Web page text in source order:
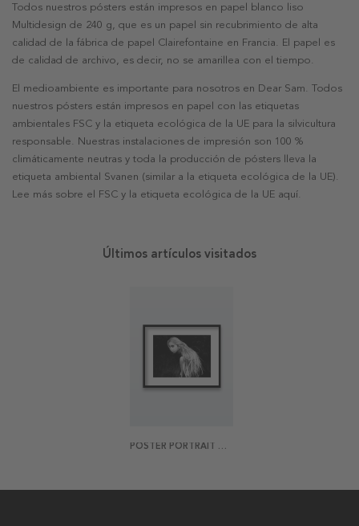
Todos nuestros pósters están impresos en papel blanco liso
Multidesign de 240 g, que es un papel sin recubrimiento de alta
calidad de la fábrica de papel Clairefontaine en Francia. El papel es
de calidad de archivo, es decir, no se amarillea con el tiempo.
El medioambiente es importante para nosotros en Dear Sam. Todos
nuestros pósters están impresos en papel con las etiquetas
ambientales FSC y la etiqueta ecológica de la UE para la silvicultura
responsable. Nuestras instalaciones de impresión son 100 %
climáticamente neutras y toda la producción de pósters lleva la
etiqueta ambiental Svanen (similar a la etiqueta ecológica de la UE).
Lee más sobre el FSC y la etiqueta ecológica de la UE aquí.
Últimos artículos visitados
POSTER PORTRAIT OF A GIRL 50X40